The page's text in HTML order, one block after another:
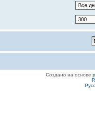
Создано на основе